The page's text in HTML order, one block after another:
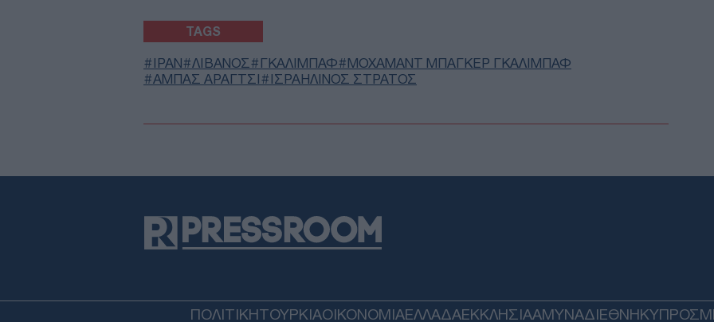
TAGS
ΙΡΑΝ ΛΙΒΑΝΟΣ ΓΚΑΛΙΜΠΑΦ
ΜΟΧΑΜΑΝΤ ΜΠΑΓΚΕΡ ΓΚΑΛΙΜΠΑΦ
ΑΜΠΑΣ ΑΡΑΓΤΣΙ
ΙΣΡΑΗΛΙΝΟΣ ΣΤΡΑΤΟΣ
ΠΟΛΙΤΙΚΗΤΟΥΡΚΙΑΟΙΚΟΝΟΜΙΑΕΛΛΑΔΑΕΚΚΛΗΣΙΑΑΜΥΝΑΔΙΕΘΝΗΚΥΠΡΟΣ